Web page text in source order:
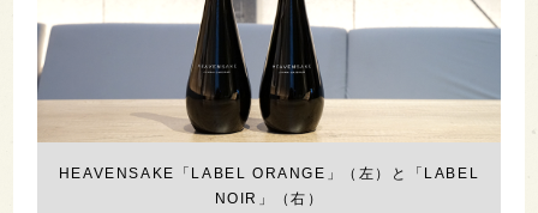
HEAVENSAKE「LABEL ORANGE」（左）と「LABEL
NOIR」（右）